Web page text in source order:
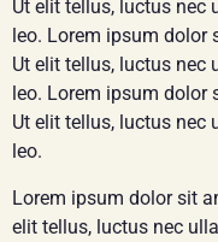
Ut elit tellus, luctus nec
leo. Lorem ipsum dolor
Ut elit tellus, luctus nec
leo. Lorem ipsum dolor
Ut elit tellus, luctus nec
leo.
Lorem ipsum dolor sit
elit tellus, luctus nec